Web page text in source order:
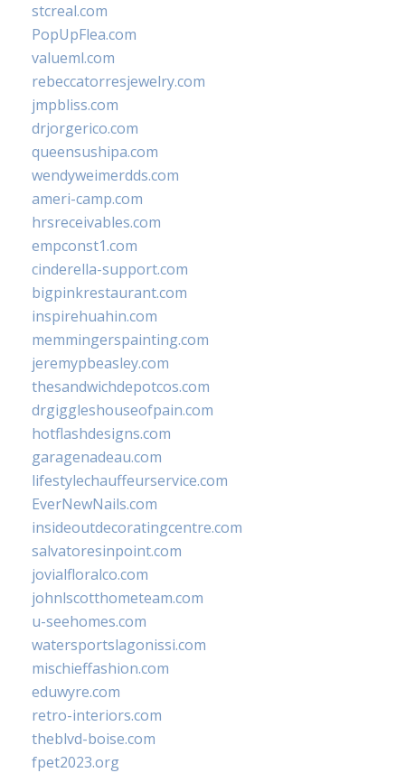
stcreal.com
PopUpFlea.com
valueml.com
rebeccatorresjewelry.com
jmpbliss.com
drjorgerico.com
queensushipa.com
wendyweimerdds.com
ameri-camp.com
hrsreceivables.com
empconst1.com
cinderella-support.com
bigpinkrestaurant.com
inspirehuahin.com
memmingerspainting.com
jeremypbeasley.com
thesandwichdepotcos.com
drgiggleshouseofpain.com
hotflashdesigns.com
garagenadeau.com
lifestylechauffeurservice.com
EverNewNails.com
insideoutdecoratingcentre.com
salvatoresinpoint.com
jovialfloralco.com
johnlscotthometeam.com
u-seehomes.com
watersportslagonissi.com
mischieffashion.com
eduwyre.com
retro-interiors.com
theblvd-boise.com
fpet2023.org